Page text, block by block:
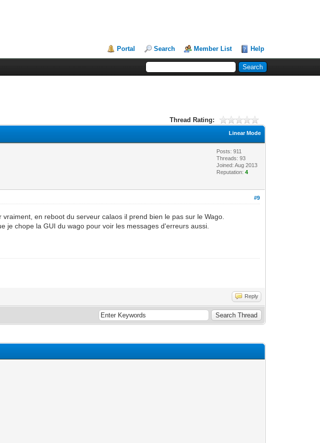
Portal Search Member List Help
Thread Rating:
Linear Mode
Posts: 911
Threads: 93
Joined: Aug 2013
Reputation:4
#9
en reboot du serveur calaos il prend bien le pas sur le Wago.
je chope la GUI du wago pour voir les messages d'erreurs aussi.
Reply